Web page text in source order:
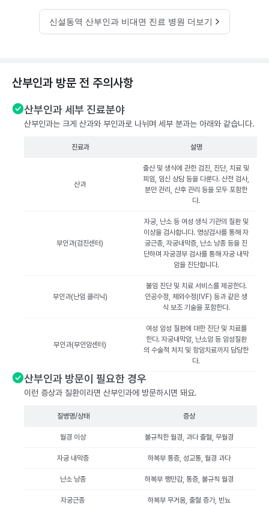
신설동역 산부인과 비대면 진료 병원 더보기
산부인과 방문 전 주의사항
산부인과 세부 진료분야
산부인과는 크게 산과와 부인과로 나뉘며 세부 분과는 아래와 같습니다.
진료과 설명
산과
출산 및 생식에 관한 검진, 진단, 치료 및
피임, 임신 상담 등을 다룬다. 산전 검사,
분만 관리, 산후 관리 등을 모두 포함한
다.
부인과(검진센터)
자궁, 난소 등 여성 생식 기관의 질환 및
이상을 검사합니다. 영상검사를 통해 자
궁근종, 자궁내막증, 난소 낭종 등을 진
단하며 자궁경부 검사를 통해 자궁 내막
암을 진단합니다.
부인과(난임 클리닉)
불임 진단 및 치료 서비스를 제공한다.
인공수정, 체외수정(IVF) 등과 같은 생
식 보조 기술을 포함한다.
부인과(부인암센터)
여성 암성 질환에 대한 진단 및 치료를
한다. 자궁내막암, 난소암 등 암성질환
의 수술적 처치 및 항암치료까지 담당한
다.
산부인과 방문이 필요한 경우
이런 증상과 질환이라면 산부인과에 방문하시면 돼요.
질병명/상태 증상
월경 이상 불규칙한 월경, 과다 출혈, 무월경
자궁 내막증 하복부 통증, 성교통, 월경 과다
난소 낭종 하복부 팽만감, 통증, 불규칙 월경
자궁근종 하복부 무거움, 출혈 증가, 빈뇨